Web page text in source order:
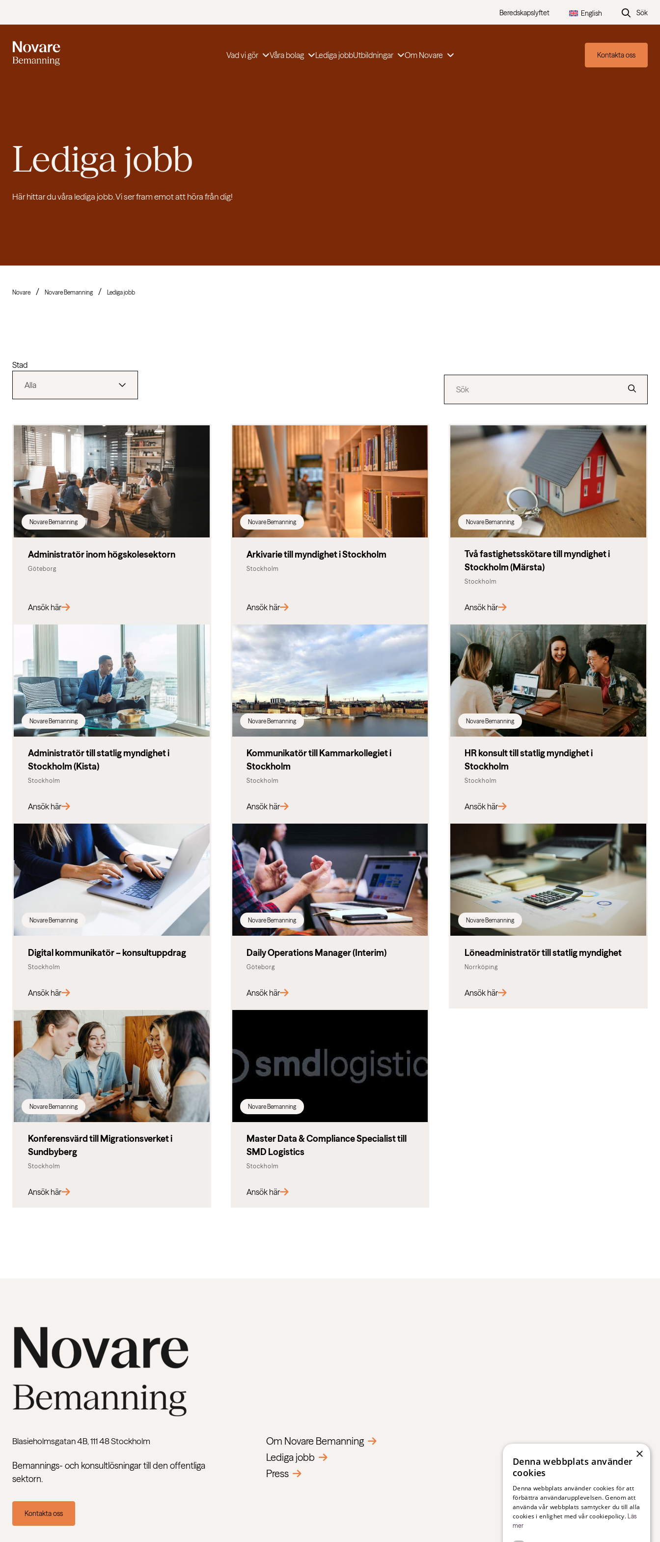
Beredskapslyftet English Sök
Vad vi gör Våra bolag Lediga jobbUtbildningar Om Novare Kontakta oss
Lediga jobb
Här hittar du våra lediga jobb. Vi ser fram emot att höra från dig!
Novare Novare Bemanning Lediga jobb
Stad
Novare Bemanning
Administratör inom högskolesektorn
Göteborg
Ansök här
Novare Bemanning
Arkivarie till myndighet i Stockholm
Stockholm
Ansök här
Novare Bemanning
Två fastighetsskötare till myndighet i
Stockholm (Märsta)
Stockholm
Ansök här
Novare Bemanning
Administratör till statlig myndighet i
Stockholm (Kista)
Stockholm
Ansök här
Novare Bemanning
Kommunikatör till Kammarkollegiet i
Stockholm
Stockholm
Ansök här
Novare Bemanning
HR konsult till statlig myndighet i
Stockholm
Stockholm
Ansök här
Novare Bemanning
Digital kommunikatör – konsultuppdrag
Stockholm
Ansök här
Novare Bemanning
Daily Operations Manager (Interim)
Göteborg
Ansök här
Novare Bemanning
Löneadministratör till statlig myndighet
Norrköping
Ansök här
Novare Bemanning
Konferensvärd till Migrationsverket i
Sundbyberg
Stockholm
Ansök här
Novare Bemanning
Master Data & Compliance Specialist till
SMD Logistics
Stockholm
Ansök här
Blasieholmsgatan 4B, 111 48 Stockholm
Bemannings- och konsultlösningar till den offentliga
sektorn.
Kontakta oss
Om Novare Bemanning
Lediga jobb
Press
×
Denna webbplats använder
cookies
Denna webbplats använder cookies för att
förbättra användarupplevelsen. Genom att
använda vår webbplats samtycker du till alla
cookies i enlighet med vår cookiepolicy. Läs
mer